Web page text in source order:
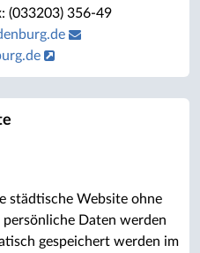
(033203) 356-49
städtische Website ohne
persönliche Daten werden
gespeichert werden im